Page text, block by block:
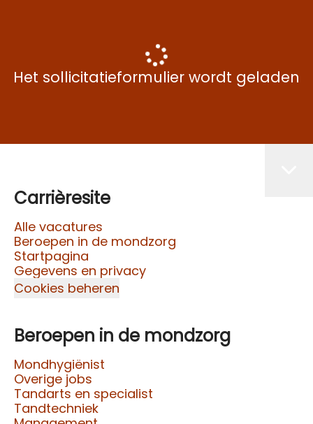
Het sollicitatieformulier wordt geladen
Carrièresite
Alle vacatures
Beroepen in de mondzorg
Startpagina
Gegevens en privacy
Cookies beheren
Beroepen in de mondzorg
Mondhygiënist
Overige jobs
Tandarts en specialist
Tandtechniek